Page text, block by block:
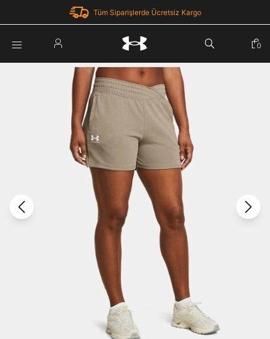
Tüm Siparişlerde Ücretsiz Kargo
E-posta Adresi *
Giriş Yap
Under Armour'da yeni misiniz? Kayıt Ol
Üye Olmadan Devam Et
0
Parola Yenileme
E-posta adresi
Parolayı Yenile
Giriş Sayfasına Dön
Zaten hesabın var mı? Giriş yap
Daha hızlı ödeme. Hızlı sipariş takibi.